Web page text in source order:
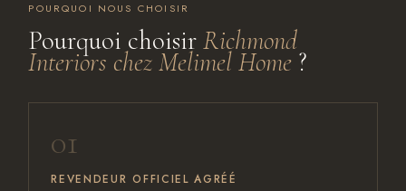
POURQUOI NOUS CHOISIR
Pourquoi choisirRichmond
Interiors chez Melimel Home ?
01
REVENDEUR OFFICIEL AGRÉÉ